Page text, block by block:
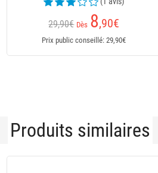
29,90€ Dès 8,90€
Prix public conseillé: 29,90€
Produits similaires